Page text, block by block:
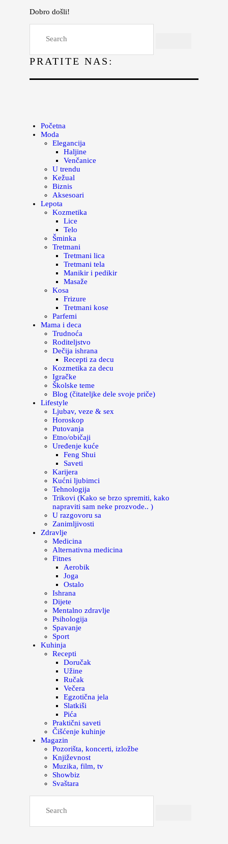
Dobro došli!
PRATITE NAS:
Početna
Moda
Elegancija
Haljine
Venčanice
U trendu
Kežual
Biznis
Aksesoari
Lepota
Kozmetika
Lice
Telo
Šminka
Tretmani
Tretmani lica
Tretmani tela
Manikir i pedikir
Masaže
Kosa
Frizure
Tretmani kose
Parfemi
Mama i deca
Trudnoća
Roditeljstvo
Dečija ishrana
Recepti za decu
Kozmetika za decu
Igračke
Školske teme
Blog (čitateljke dele svoje priče)
Lifestyle
Ljubav, veze & sex
Horoskop
Putovanja
Etno/običaji
Uređenje kuće
Feng Shui
Saveti
Karijera
Kućni ljubimci
Tehnologija
Trikovi (Kako se brzo spremiti, kako
napraviti sam neke prozvode.. )
U razgovoru sa
Zanimljivosti
Zdravlje
Medicina
Alternativna medicina
Fitnes
Aerobik
Joga
Ostalo
Ishrana
Dijete
Mentalno zdravlje
Psihologija
Spavanje
Sport
Kuhinja
Recepti
Doručak
Užine
Ručak
Večera
Egzotična jela
Slatkiši
Pića
Praktični saveti
Čišćenje kuhinje
Magazin
Pozorišta, koncerti, izložbe
Književnost
Muzika, film, tv
Showbiz
Svaštara
Lepota
Kuhinja
Magazin